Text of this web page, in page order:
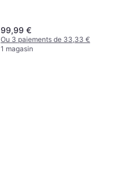
99,99 €
Ou 3 paiements de 33,33 €
1 magasin